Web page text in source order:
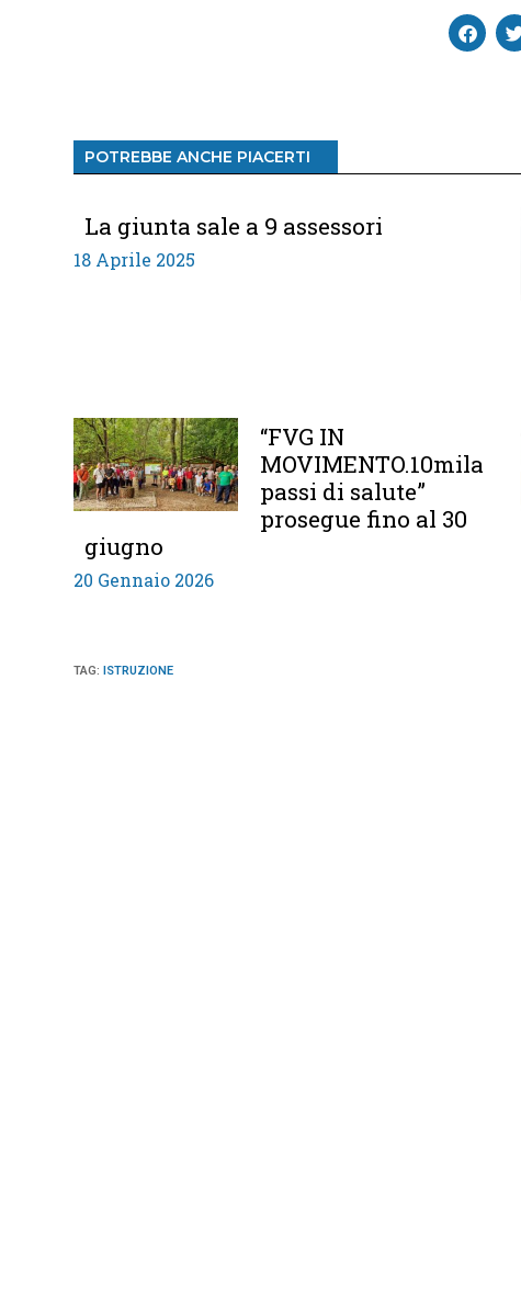
POTREBBE ANCHE PIACERTI
La giunta sale a 9 assessori
18 Aprile 2025
“FVG IN
MOVIMENTO.10mila
passi di salute”
prosegue fino al 30
giugno
20 Gennaio 2026
TAG: ISTRUZIONE